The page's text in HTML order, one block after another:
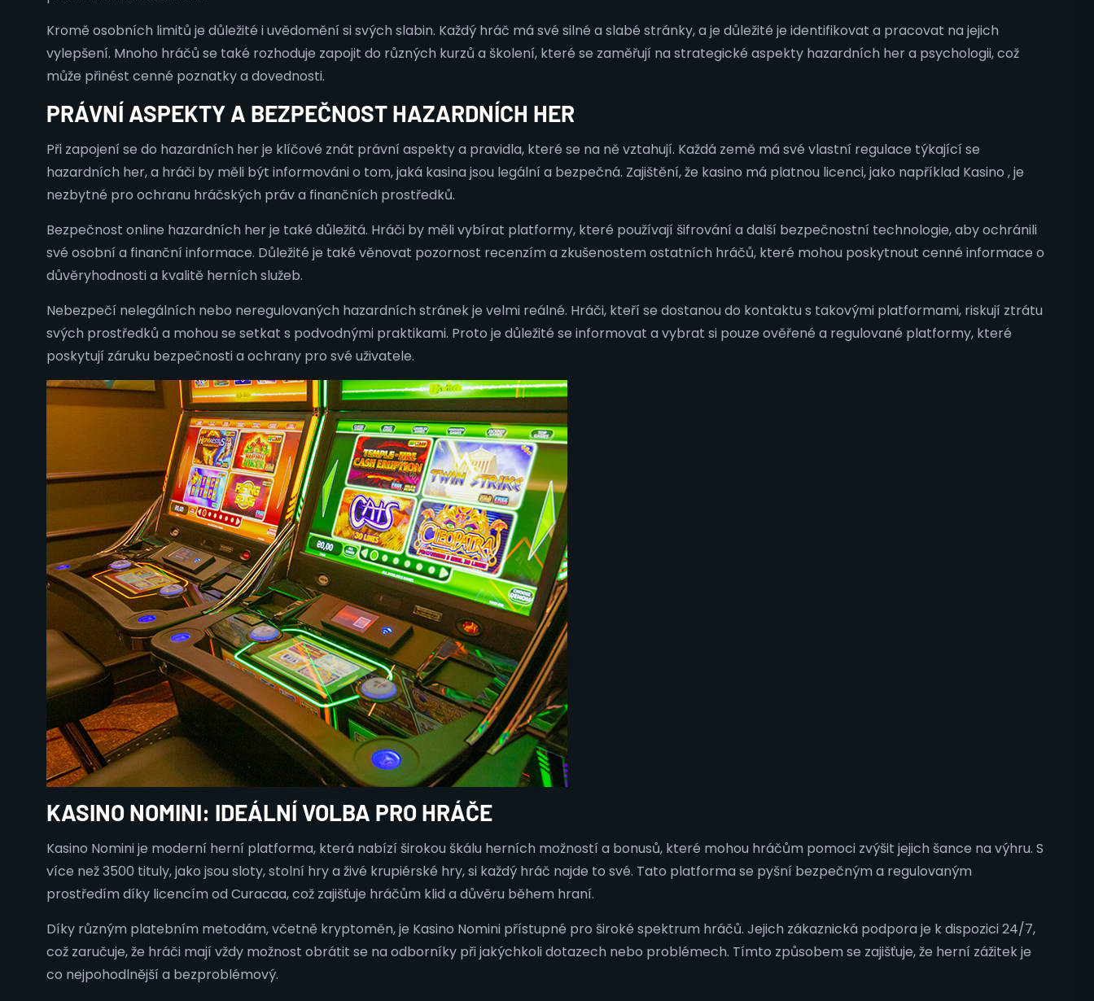
Kromě osobních limitů je důležité i uvědomění si svých slabin. Každý hráč má své silné a slabé stránky, a je důležité je identifikovat a pracovat na jejich
vylepšení. Mnoho hráčů se také rozhoduje zapojit do různých kurzů a školení, které se zaměřují na strategické aspekty hazardních her a psychologii, což
může přinést cenné poznatky a dovednosti.
PRÁVNÍ ASPEKTY A BEZPEČNOST HAZARDNÍCH HER
Při zapojení se do hazardních her je klíčové znát právní aspekty a pravidla, které se na ně vztahují. Každá země má své vlastní regulace týkající se
hazardních her, a hráči by měli být informováni o tom, jaká kasina jsou legální a bezpečná. Zajištění, že kasino má platnou licenci, jako například Kasino , je
nezbytné pro ochranu hráčských práv a finančních prostředků.
Bezpečnost online hazardních her je také důležitá. Hráči by měli vybírat platformy, které používají šifrování a další bezpečnostní technologie, aby ochránili
své osobní a finanční informace. Důležité je také věnovat pozornost recenzím a zkušenostem ostatních hráčů, které mohou poskytnout cenné informace o
důvěryhodnosti a kvalitě herních služeb.
Nebezpečí nelegálních nebo neregulovaných hazardních stránek je velmi reálné. Hráči, kteří se dostanou do kontaktu s takovými platformami, riskují ztrátu
svých prostředků a mohou se setkat s podvodnými praktikami. Proto je důležité se informovat a vybrat si pouze ověřené a regulované platformy, které
poskytují záruku bezpečnosti a ochrany pro své uživatele.
KASINO NOMINI: IDEÁLNÍ VOLBA PRO HRÁČE
Kasino Nomini je moderní herní platforma, která nabízí širokou škálu herních možností a bonusů, které mohou hráčům pomoci zvýšit jejich šance na výhru. S
více než 3500 tituly, jako jsou sloty, stolní hry a živé krupiérské hry, si každý hráč najde to své. Tato platforma se pyšní bezpečným a regulovaným
prostředím díky licencím od Curacaa, což zajišťuje hráčům klid a důvěru během hraní.
Díky různým platebním metodám, včetně kryptoměn, je Kasino Nomini přístupné pro široké spektrum hráčů. Jejich zákaznická podpora je k dispozici 24/7,
což zaručuje, že hráči mají vždy možnost obrátit se na odborníky při jakýchkoli dotazech nebo problémech. Tímto způsobem se zajišťuje, že herní zážitek je
co nejpohodlnější a bezproblémový.